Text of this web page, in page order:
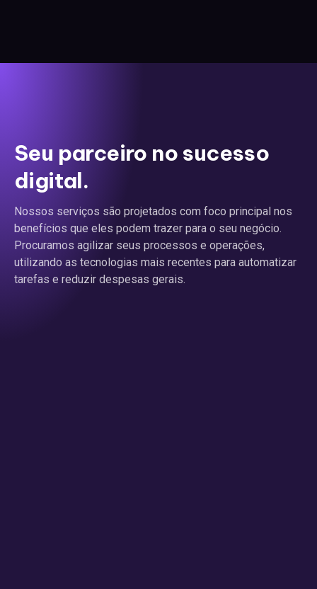
Seu parceiro no sucesso
digital.
Nossos serviços são projetados com foco principal nos
benefícios que eles podem trazer para o seu negócio.
Procuramos agilizar seus processos e operações,
utilizando as tecnologias mais recentes para automatizar
tarefas e reduzir despesas gerais.